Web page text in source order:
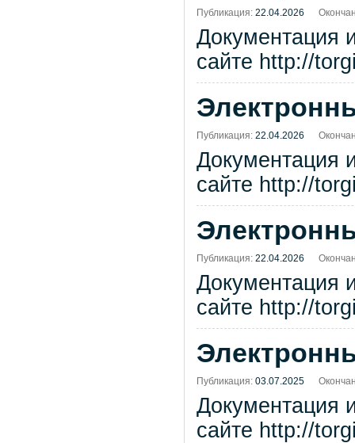
Публикация: 22.04.2026
Документация
сайте http://
Публикация: 22.04.2026
Документация
сайте http://
Публикация: 22.04.2026
Документация
сайте http://
Публикация: 03.07.2025
Документация
сайте http://